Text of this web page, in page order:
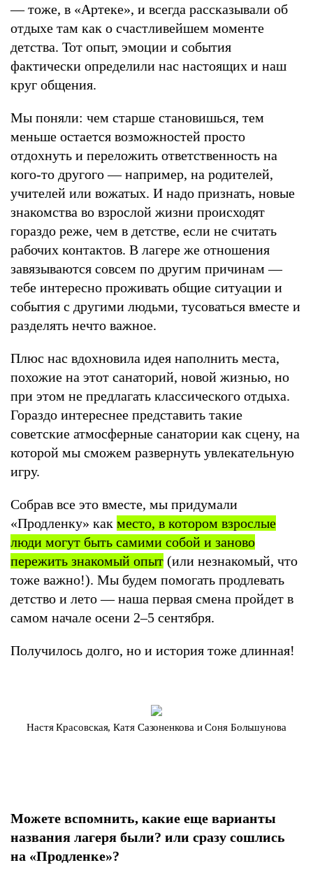
— тоже, в «Артеке», и всегда рассказывали об
отдыхе там как о счастливейшем моменте
детства. Тот опыт, эмоции и события
фактически определили нас настоящих и наш
круг общения.
Мы поняли: чем старше становишься, тем
меньше остается возможностей просто
отдохнуть и переложить ответственность на
кого-то другого — например, на родителей,
учителей или вожатых. И надо признать, новые
знакомства во взрослой жизни происходят
гораздо реже, чем в детстве, если не считать
рабочих контактов. В лагере же отношения
завязываются совсем по другим причинам —
тебе интересно проживать общие ситуации и
события с другими людьми, тусоваться вместе и
разделять нечто важное.
Плюс нас вдохновила идея наполнить места,
похожие на этот санаторий, новой жизнью, но
при этом не предлагать классического отдыха.
Гораздо интереснее представить такие
советские атмосферные санатории как сцену, на
которой мы сможем развернуть увлекательную
игру.
Собрав все это вместе, мы придумали
«Продленку» как место, в котором взрослые
люди могут быть самими собой и заново
пережить знакомый опыт (или незнакомый, что
тоже важно!). Мы будем помогать продлевать
детство и лето — наша первая смена пройдет в
самом начале осени 2–5 сентября.
Получилось долго, но и история тоже длинная!
Настя Красовская, Катя Сазоненкова и Соня Большунова
Можете вспомнить, какие еще варианты
названия лагеря были? или сразу сошлись
на «Продленке»?